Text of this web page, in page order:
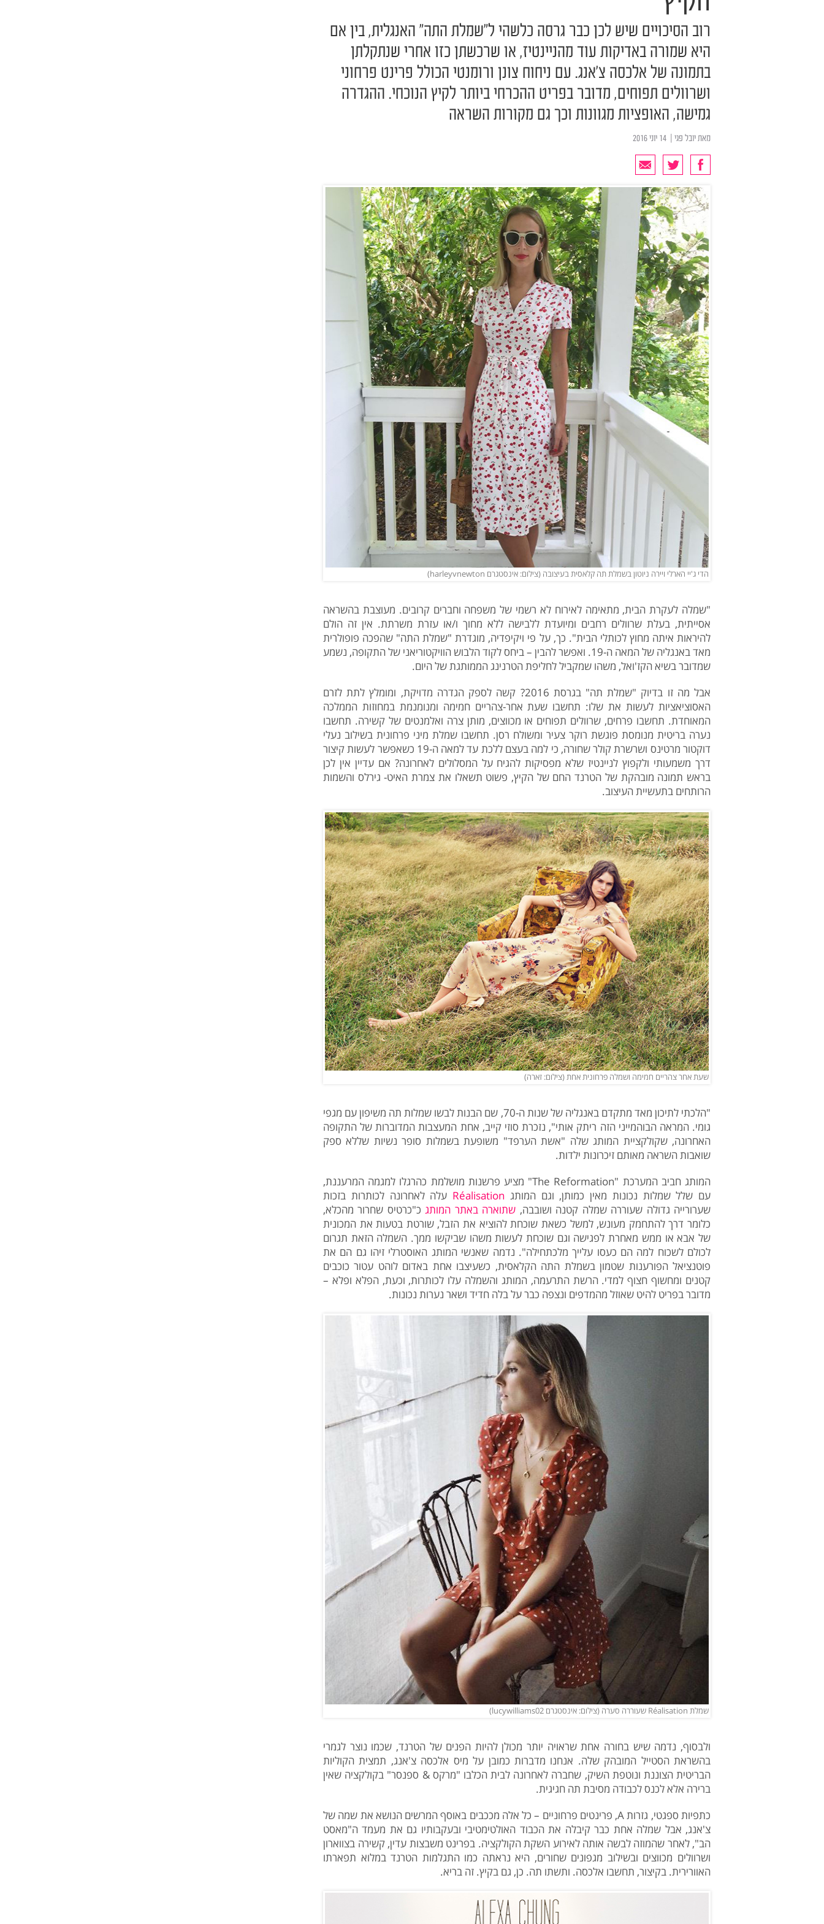
רוב הסיכויים שיש לכן כבר גרסה כלשהי ל"שמלת התה" האנגלית, בין אם
היא שמורה באדיקות עוד מהניינטיז, או שרכשתן כזו אחרי שנתקלתן
בתמונה של אלכסה צ'אנג. עם ניחוח צונן ורומנטי הכולל פרינט פרחוני
ושרוולים תפוחים, מדובר בפריט ההכרחי ביותר לקיץ הנוכחי. ההגדרה
גמישה, האופציות מגוונות וכך גם מקורות השראה
מאתיובל פגי
הדי ג'יי הארלי ויירה ניוטון בשמלת תה קלאסית בעיצובה (צילום: אינסטגרם harleyvnewton)
"שמלה לעקרת הבית, מתאימה לאירוח לא רשמי של משפחה וחברים קרובים. מעוצבת בהשראה
אסייתית, בעלת שרוולים רחבים ומיועדת ללבישה ללא מחוך ו/או עזרת משרתת. אין זה הולם
להיראות איתה מחוץ לכותלי הבית". כך, על פי ויקיפדיה, מוגדרת "שמלת התה" שהפכה פופולרית
מאד באנגליה של המאה ה-19. ואפשר להבין – ביחס לקוד הלבוש הוויקטוריאני של התקופה, נשמע
שמדובר בשיא הקז'ואל, משהו שמקביל לחליפת הטרנינג הממותגת של היום.
אבל מה זו בדיוק "שמלת תה" בגרסת 2016? קשה לספק הגדרה מדויקת, ומומלץ לתת לזרם
האסוציאציות לעשות את שלו: תחשבו שעת אחר-צהריים חמימה ומנומנמת במחוזות הממלכה
המאוחדת. תחשבו פרחים, שרוולים תפוחים או מכווצים, מותן צרה ואלמנטים של קשירה. תחשבו
נערה בריטית מנומסת פוגשת רוקר צעיר ומשולח רסן. תחשבו שמלת מיני פרחונית בשילוב נעלי
דוקטור מרטינס ושרשרת קולר שחורה, כי למה בעצם ללכת עד למאה ה-19 כשאפשר לעשות קיצור
דרך משמעותי ולקפוץ לניינטיז שלא מפסיקות להגיח על המסלולים לאחרונה? אם עדיין אין לכן
בראש תמונה מובהקת של הטרנד החם של הקיץ, פשוט תשאלו את צמרת האיט- גירלס והשמות
הרותחים בתעשיית העיצוב.
שעת אחר צהריים חמימה ושמלה פרחונית אחת (צילום: זארה)
"הלכתי לתיכון מאד מתקדם באנגליה של שנות ה-70, שם הבנות לבשו שמלות תה משיפון עם מגפי
גומי. המראה הבוהמייני הזה ריתק אותי", נזכרת סוזי קייב, אחת המעצבות המדוברות של התקופה
האחרונה, שקולקציית המותג שלה "אשת הערפד" משופעת בשמלות סופר נשיות שללא ספק
שואבות השראה מאותם זיכרונות ילדות.
המותג חביב המערכת "The Reformation" מציע פרשנות מושלמת כהרגלו למגמה המרעננת,
עם שלל שמלות נכונות מאין כמותן, וגם המותג Réalisation עלה לאחרונה לכותרות בזכות
שערורייה גדולה שעוררה שמלה קטנה ושובבה, שתוארה באתר המותגכ"כרטיס שחרור מהכלא,
כלומר דרך להתחמק מעונש, למשל כשאת שוכחת להוציא את הזבל, שורטת בטעות את המכונית
של אבא או ממש מאחרת לפגישה וגם שוכחת לעשות משהו שביקשו ממך. השמלה הזאת תגרום
לכולם לשכוח למה הם כעסו עלייך מלכתחילה". נדמה שאנשי המותג האוסטרלי זיהו גם הם את
פוטנציאל הפורענות שטמון בשמלת התה הקלאסית, כשעיצבו אחת באדום לוהט עטור כוכבים
קטנים ומחשוף חצוף למדי. הרשת התרעמה, המותג והשמלה עלו לכותרות, וכעת, הפלא ופלא –
מדובר בפריט להיט שאוזל מהמדפים ונצפה כבר על בלה חדיד ושאר נערות נכונות.
שמלת Réalisation שעוררה סערה (צילום: אינסטגרם lucywilliams02)
ולבסוף, נדמה שיש בחורה אחת שראויה יותר מכולן להיות הפנים של הטרנד, שכמו נוצר לגמרי
בהשראת הסטייל המובהק שלה. אנחנו מדברות כמובן על מיס אלכסה צ'אנג, תמצית הקוליות
הבריטית הצוננת ונוטפת השיק, שחברה לאחרונה לבית הכלבו "מרקס & ספנסר" בקולקציה שאין
ברירה אלא לכנס לכבודה מסיבת תה חגיגית.
כתפיות ספגטי, גזרות A, פרינטים פרחוניים – כל אלה מככבים באוסף המרשים הנושא את שמה של
צ'אנג, אבל שמלה אחת כבר קיבלה את הכבוד האולטימטיבי ובעקבותיו גם את מעמד ה"מאסט
הב", לאחר שהמוזה לבשה אותה לאירוע השקת הקולקציה. בפרינט משבצות עדין, קשירה בצווארון
ושרוולים מכווצים ובשילוב מגפונים שחורים, היא נראתה כמו התגלמות הטרנד במלוא תפארתו
האוורירית. בקיצור, תחשבו אלכסה. ותשתו תה. כן, גם בקיץ. זה בריא.